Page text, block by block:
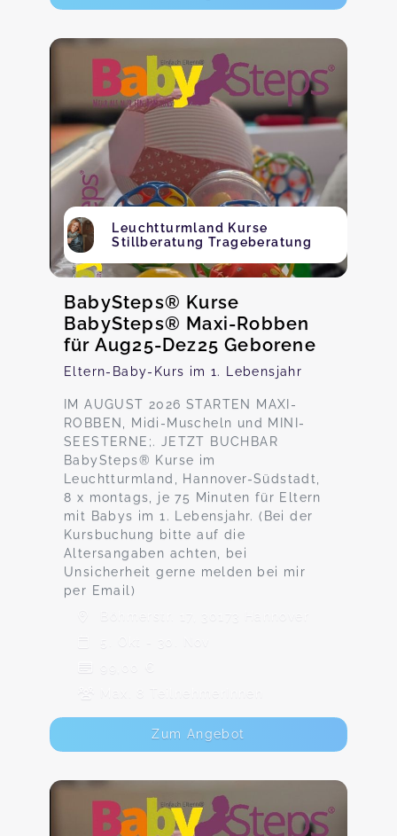
Leuchtturmland Kurse
Stillberatung Trageberatung
BabySteps® Kurse
BabySteps® Maxi-Robben
für Aug25-Dez25 Geborene
Eltern-Baby-Kurs im 1. Lebensjahr
IM AUGUST 2026 STARTEN MAXI-
ROBBEN, Midi-Muscheln und MINI-
SEESTERNE;. JETZT BUCHBAR
BabySteps® Kurse im
Leuchtturmland, Hannover-Südstadt,
8 x montags, je 75 Minuten für Eltern
mit Babys im 1. Lebensjahr. (Bei der
Kursbuchung bitte auf die
Altersangaben achten, bei
Unsicherheit gerne melden bei mir
per Email)
Böhmerstr. 17, 30173 Hannover
5. Okt - 30. Nov
99,00 €
Max. 8 TeilnehmerInnen
Zum Angebot